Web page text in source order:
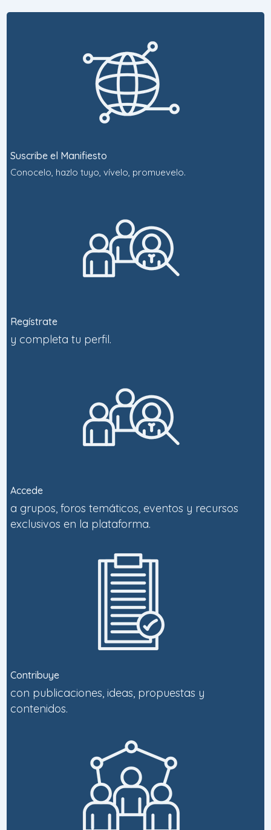
Suscribe el Manifiesto
Conocelo, hazlo tuyo, vívelo, promuevelo.
Regístrate
y completa tu perfil.
Accede
a grupos, foros temáticos, eventos y recursos
exclusivos en la plataforma.
Contribuye
con publicaciones, ideas, propuestas y
contenidos.